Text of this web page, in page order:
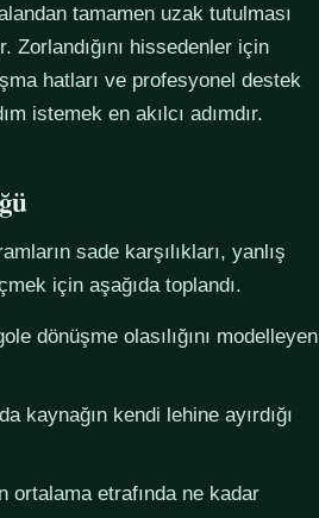
tamamen uzak tutulması
Zorlandığını hissedenler için
hatları ve profesyonel destek
istemek en akılcı adımdır.
sade karşılıkları, yanlış
için aşağıda toplandı.
dönüşme olasılığını modelleyen
kaynağın kendi lehine ayırdığı
ortalama etrafında ne kadar